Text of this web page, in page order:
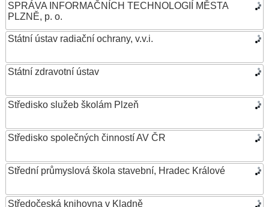
SPRÁVA INFORMAČNÍCH TECHNOLOGIÍ MĚSTA
PLZNĚ, p. o.
Státní ústav radiační ochrany, v.v.i.
Státní zdravotní ústav
Středisko služeb školám Plzeň
Středisko společných činností AV ČR
Střední průmyslová škola stavební, Hradec Králové
Středočeská knihovna v Kladně